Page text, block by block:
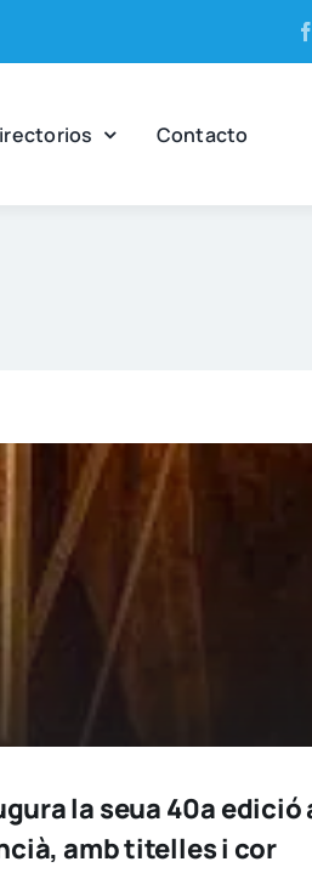
Con­tac­to
la seua 40a edició
amb titelles i cor